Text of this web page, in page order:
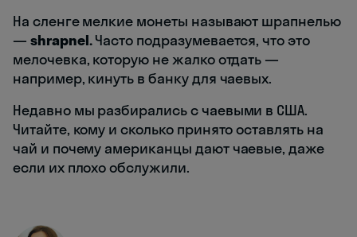
На сленге мелкие монеты называют шрапнелью
— shrapnel.Часто подразумевается, что это
мелочевка, которую не жалко отдать —
например, кинуть в банку для чаевых.
Недавно мы разбирались с чаевыми в США.
Читайте, кому и сколько принято оставлять на
чай и почему американцы дают чаевые, даже
если их плохо обслужили.